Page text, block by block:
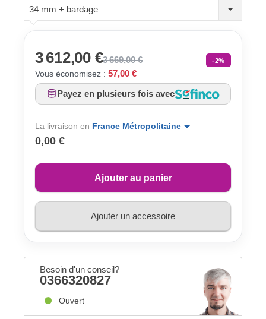
34 mm + bardage
3 612,00 €3 669,00 € -2%
Vous économisez : 57,00 €
Payez en plusieurs fois avec
La livraison en France Métropolitaine
0,00 €
Ajouter au panier
Ajouter un accessoire
Besoin d'un conseil?
0366320827
Ouvert